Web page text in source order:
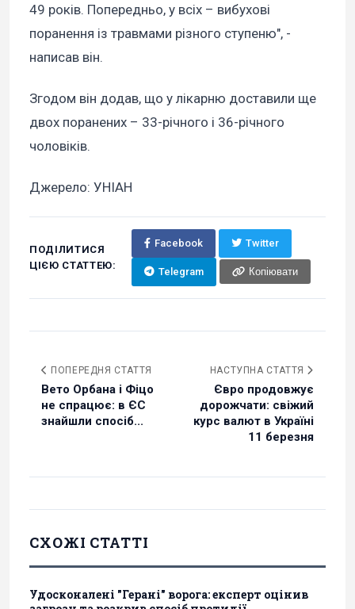
49 років. Попередньо, у всіх – вибухові
поранення із травмами різного ступеню", -
написав він.
Згодом він додав, що у лікарню доставили ще
двох поранених – 33-річного і 36-річного
чоловіків.
Джерело: УНІАН
ПОДІЛИТИСЯ
ЦІЄЮ СТАТТЕЮ:
Facebook Twitter
Telegram Копіювати
ПОПЕРЕДНЯ СТАТТЯ
Вето Орбана і Фіцо
не спрацює: в ЄС
знайшли спосіб...
НАСТУПНА СТАТТЯ
Євро продовжує
дорожчати: свіжий
курс валют в Україні
11 березня
СХОЖІ СТАТТІ
Удосконалені "Герані" ворога: експерт оцінив